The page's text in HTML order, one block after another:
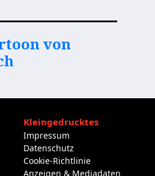
von
Kleingedrucktes
Impressum
Datenschutz
Cookie-Richtlinie
Anzeigen & Mediadaten